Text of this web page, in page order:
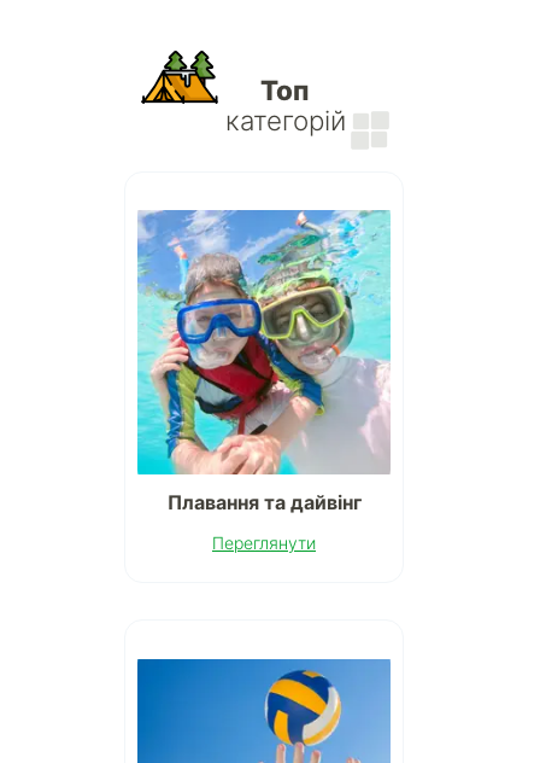
Топ
категорій
Плавання та дайвінг
Переглянути